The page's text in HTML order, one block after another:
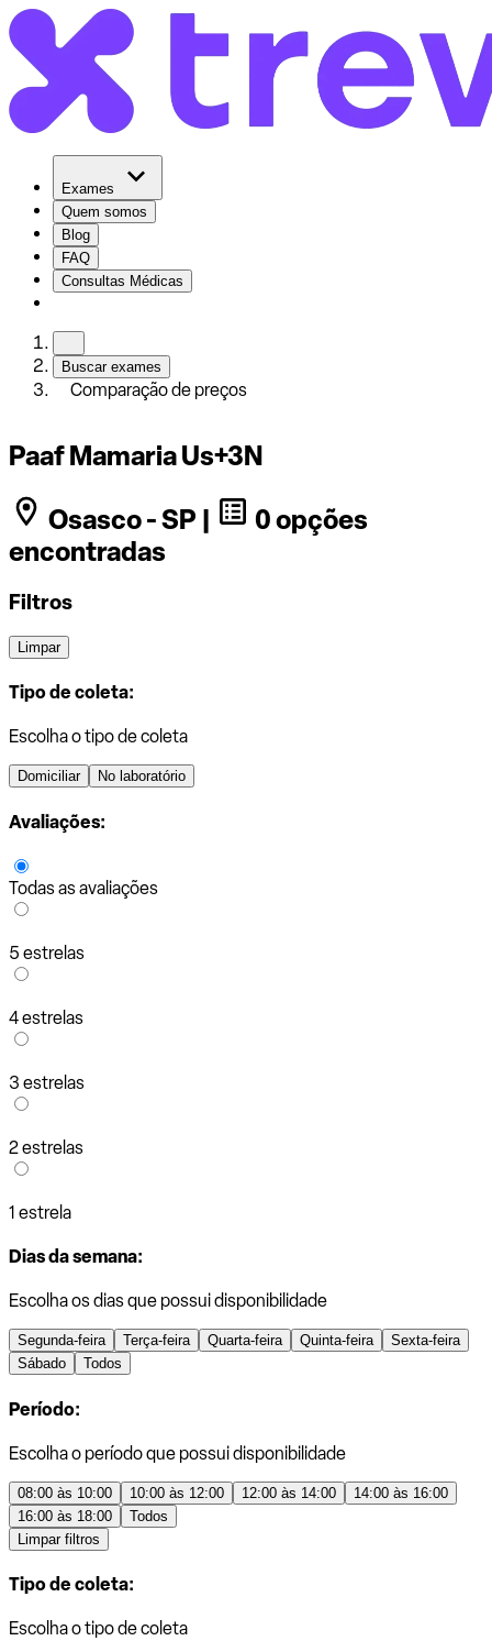
Exames
Quem somos
Blog
FAQ
Consultas Médicas
Buscar exames
Comparação de preços
Paaf Mamaria Us+3N
Osasco - SP |
0 opções
encontradas
Filtros
Limpar
Tipo de coleta:
Escolha o tipo de coleta
Domiciliar No laboratório
Avaliações:
Todas as avaliações
5 estrelas
4 estrelas
3 estrelas
2 estrelas
1 estrela
Dias da semana:
Escolha os dias que possui disponibilidade
Segunda-feira Terça-feira Quarta-feira Quinta-feira
Sexta-feira
Sábado
Todos
Período:
Escolha o período que possui disponibilidade
08:00 às 10:00 10:00 às 12:00 12:00 às 14:00
14:00 às 16:00
16:00 às 18:00
Todos
Limpar filtros
Tipo de coleta:
Escolha o tipo de coleta